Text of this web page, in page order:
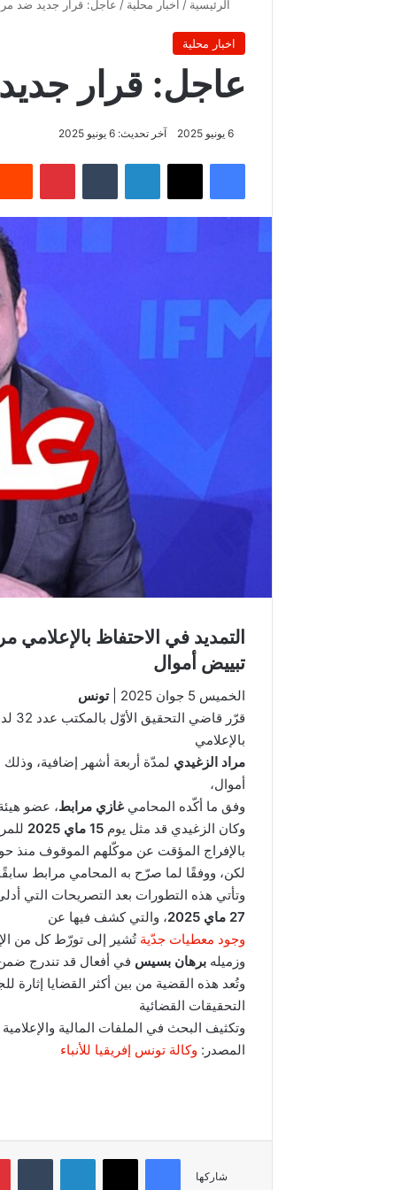
الرئيسية / اخبار محلية / عاجل: قرار جديد ضد
اخبار محلية
عاجل: قرار
6 يونيو 2025 آخر تحديث: 6 يونيو 2025
فيسبوك لينكدإن بينتيريست
التمديد في الاحتفاظ
تبييض أموال
الخميس 5 جوان 2025 |تونس
قرّر قاضي التحقيق الأوّل بالمكتب عدد 32 لدى
بالإعلامي
مراد الزغيدي لمدّة أربعة أشهر إضافية،
أموال،
وفق ما أكّده المحامي غازي مرابط، عضو
وكان الزغيدي قد مثل يوم 15 ماي 2025
بالإفراج المؤقت عن موكّلهم الموقوف منذ
لكن، ووفقًا لما صرّح به المحامي مرابط
وتأتي هذه التطورات بعد التصريحات التي
27 ماي 2025
، والتي كشف فيها عن
وجود معطيات جدّية تُشير إلى تورّط كل من
وزميله برهان بسيس في أفعال قد تندرج
وتُعد هذه القضية من بين أكثر القضايا
التحقيقات القضائية
وتكثيف البحث في الملفات المالية والإعلامية
المصدر: وكالة تونس إفريقيا للأنباء
شاركها
فيسبوك لينكدإن